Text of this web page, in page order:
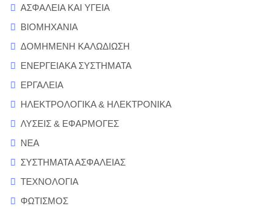
ΑΣΦΑΛΕΙΑ ΚΑΙ ΥΓΕΙΑ
ΒΙΟΜΗΧΑΝΙΑ
ΔΟΜΗΜΕΝΗ ΚΑΛΩΔΙΩΣΗ
ΕΝΕΡΓΕΙΑΚΑ ΣΥΣΤΗΜΑΤΑ
ΕΡΓΑΛΕΙΑ
ΗΛΕΚΤΡΟΛΟΓΙΚΑ & ΗΛΕΚΤΡΟΝΙΚΑ
ΛΥΣΕΙΣ & ΕΦΑΡΜΟΓΕΣ
ΝΕΑ
ΣΥΣΤΗΜΑΤΑ ΑΣΦΑΛΕΙΑΣ
ΤΕΧΝΟΛΟΓΙΑ
ΦΩΤΙΣΜΟΣ